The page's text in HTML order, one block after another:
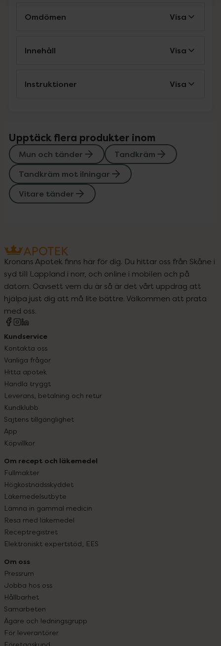
Omdömen Visa
Innehåll Visa
Instruktioner Visa
Upptäck flera produkter inom
Mun och tänder
Tandkräm
Tandkräm mot ilningar
Vitare tänder
Kronans Apotek finns här för dig. Du hittar oss från Skåne i
syd till Lappland i norr, och online i mobilen och på
datorn. Oavsett vem du är så är det vårt uppdrag att
hjälpa just dig att må lite bättre. Välkommen att prata
med oss.
Kundservice
Kontakta oss
Vanliga frågor
Hitta apotek
Handla tryggt
Leverans, betalning och retur
Kundklubb
Sajtens tillgänglighet
App
Köpvillkor
Om recept och läkemedel
Fullmakter
Högkostnadsskyddet
Läkemedelsutbyte
Lämna in gammal medicin
Resa med läkemedel
Receptregistret
Elektroniskt expertstöd, EES
Om oss
Pressrum
Jobba hos oss
Hållbarhet
Samarbeten
Ägare och ledningsgrupp
För leverantörer
Företagskund